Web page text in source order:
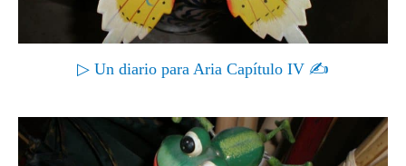
▷ Un diario para Aria Capítulo IV ✍